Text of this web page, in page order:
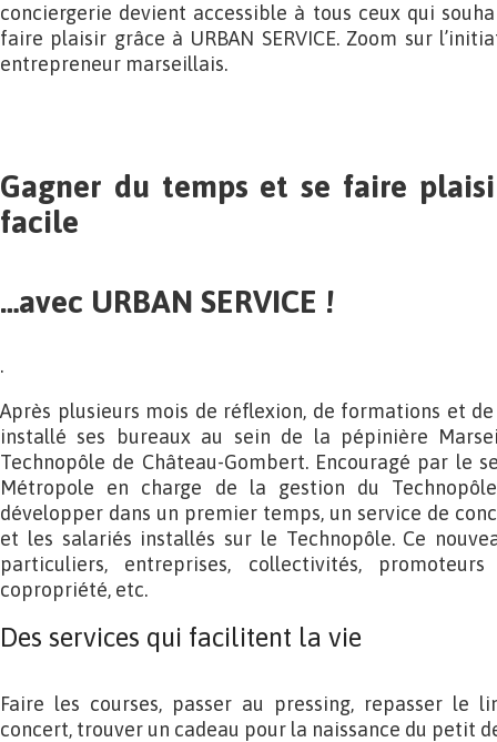
conciergerie devient accessible à tous ceux qui
faire plaisir grâce à URBAN SERVICE. Zoom sur
entrepreneur marseillais.
Gagner du temps et se faire
facile
…avec URBAN SERVICE !
.
Après plusieurs mois de réflexion, de formations et
installé ses bureaux au sein de la pépinière
Technopôle de Château-Gombert. Encouragé par le
Métropole en charge de la gestion du Technopôle,
développer dans un premier temps, un service de
et les salariés installés sur le Technopôle. Ce
particuliers, entreprises, collectivités,
copropriété, etc.
Des services qui facilitent la vie
Faire les courses, passer au pressing, repasser le
concert, trouver un cadeau pour la naissance du petit